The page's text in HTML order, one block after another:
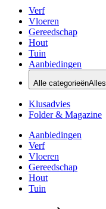
Verf
Vloeren
Gereedschap
Hout
Tuin
Aanbiedingen
Alle categorieënAlles
Klusadvies
Folder & Magazine
Aanbiedingen
Verf
Vloeren
Gereedschap
Hout
Tuin